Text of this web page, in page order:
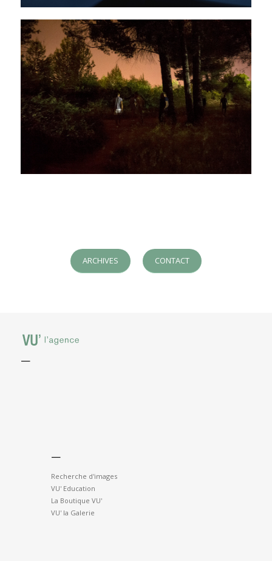
ARCHIVES CONTACT
—
—
Recherche d'images
VU' Education
La Boutique VU'
VU' la Galerie